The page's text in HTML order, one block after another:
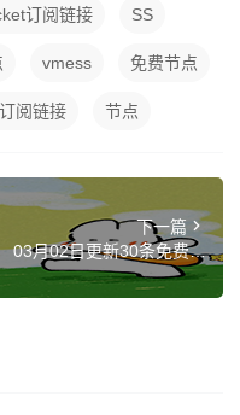
订阅链接 SS
vmess 免费节点
阅链接 节点
下一篇
03月02日更新30条免费节
点,覆盖香港|德国|越南|土耳
|意大利 SSR|V2ray|Clash